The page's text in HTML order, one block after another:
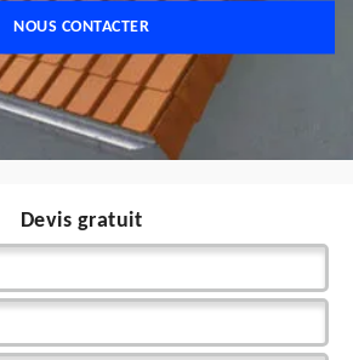
NOUS CONTACTER
Devis gratuit